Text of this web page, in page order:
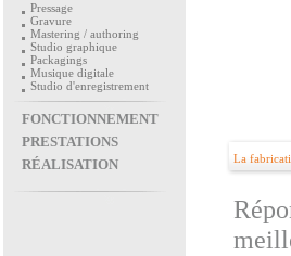
Pressage
Gravure
Mastering / authoring
Studio graphique
Packagings
Musique digitale
Studio d'enregistrement
FONCTIONNEMENT
PRESTATIONS
RÉALISATION
La